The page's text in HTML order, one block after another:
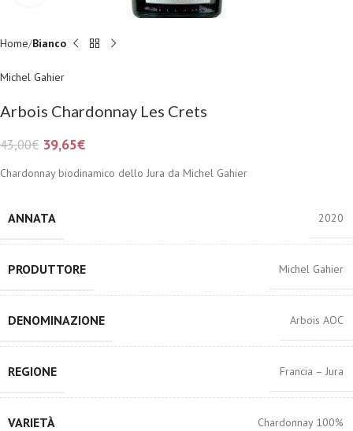
Home Bianco
Michel Gahier
Arbois Chardonnay Les Crets
43,00€ 39,65€
Chardonnay biodinamico dello Jura da Michel Gahier
ANNATA 2020
PRODUTTORE Michel Gahier
DENOMINAZIONE Arbois AOC
REGIONE Francia – Jura
VARIETÀ Chardonnay 100%